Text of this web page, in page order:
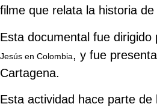
filme que relata la historia
Esta documental fue dirigido
Jesús en Colombia, y fue
Cartagena.
Esta actividad hace parte